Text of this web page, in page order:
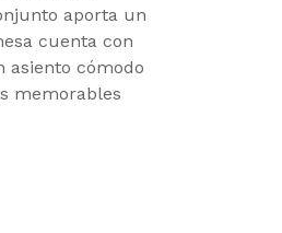
aporta un
cuenta con
asiento cómodo
memorables